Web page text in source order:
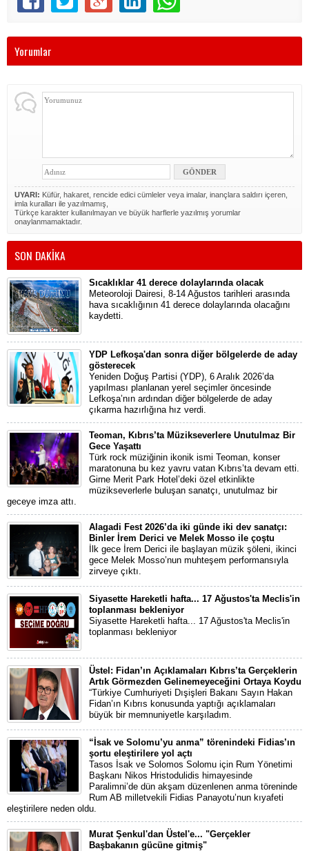
Yorumlar
UYARI: Küfür, hakaret, rencide edici cümleler veya imalar, inançlara saldırı içeren,
imla kuralları ile yazılmamış,
Türkçe karakter kullanılmayan ve büyük harflerle yazılmış yorumlar
onaylanmamaktadır.
SON DAKİKA
Sıcaklıklar 41 derece dolaylarında olacak
Meteoroloji Dairesi, 8-14 Ağustos tarihleri arasında
hava sıcaklığının 41 derece dolaylarında olacağını
kaydetti.
YDP Lefkoşa'dan sonra diğer bölgelerde de aday
gösterecek
Yeniden Doğuş Partisi (YDP), 6 Aralık 2026’da
yapılması planlanan yerel seçimler öncesinde
Lefkoşa’nın ardından diğer bölgelerde de aday
çıkarma hazırlığına hız verdi.
Teoman, Kıbrıs’ta Müzikseverlere Unutulmaz Bir
Gece Yaşattı
Türk rock müziğinin ikonik ismi Teoman, konser
maratonuna bu kez yavru vatan Kıbrıs’ta devam etti.
Girne Merit Park Hotel’deki özel etkinlikte
müzikseverlerle buluşan sanatçı, unutulmaz bir
geceye imza attı.
Alagadi Fest 2026’da iki günde iki dev sanatçı:
Binler İrem Derici ve Melek Mosso ile çoştu
İlk gece İrem Derici ile başlayan müzik şöleni, ikinci
gece Melek Mosso’nun muhteşem performansıyla
zirveye çıktı.
Siyasette Hareketli hafta... 17 Ağustos'ta Meclis'in
toplanması bekleniyor
Siyasette Hareketli hafta... 17 Ağustos'ta Meclis'in
toplanması bekleniyor
Üstel: Fidan’ın Açıklamaları Kıbrıs’ta Gerçeklerin
Artık Görmezden Gelinemeyeceğini Ortaya Koydu
“Türkiye Cumhuriyeti Dışişleri Bakanı Sayın Hakan
Fidan’ın Kıbrıs konusunda yaptığı açıklamaları
büyük bir memnuniyetle karşıladım.
“İsak ve Solomu’yu anma” törenindeki Fidias’ın
şortu eleştirilere yol açtı
Tasos İsak ve Solomos Solomu için Rum Yönetimi
Başkanı Nikos Hristodulidis himayesinde
Paralimni’de dün akşam düzenlenen anma töreninde
Rum AB milletvekili Fidias Panayotu’nun kıyafeti
eleştirilere neden oldu.
Murat Şenkul'dan Üstel'e... "Gerçekler
Başbakanın gücüne gitmiş"